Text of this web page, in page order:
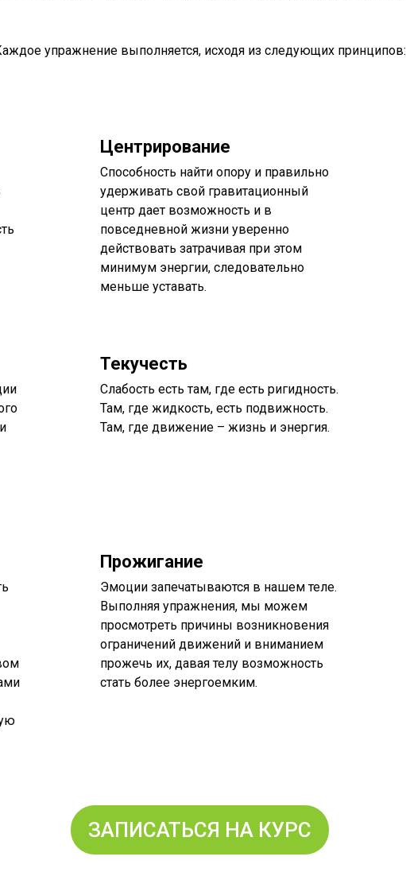
упражнение выполняется, исходя из следующих принципов:
Центрирование
Способность найти опору и правильно
удерживать свой гравитационный
центр дает возможность и в
повседневной жизни уверенно
действовать затрачивая при этом
минимум энергии, следовательно
меньше уставать.
Текучесть
Слабость есть там, где есть ригидность.
Там, где жидкость, есть подвижность.
Там, где движение – жизнь и энергия.
Прожигание
Эмоции запечатываются в нашем теле.
Выполняя упражнения, мы можем
просмотреть причины возникновения
ограничений движений и вниманием
прожечь их, давая телу возможность
стать более энергоемким.
ЗАПИСАТЬСЯ НА КУРС